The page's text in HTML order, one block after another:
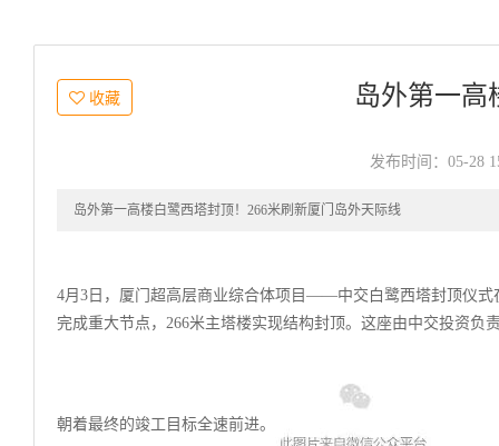
收藏 岛外第一
发布时间：05-28
岛外第一高楼白鹭西塔封顶！266米刷新厦门岛外天际线
4月3日，厦门超高层商业综合体项目——中交白鹭西塔封顶仪式
完成重大节点，266米主塔楼实现结构封顶。 这座由中交投资负
朝着最终的竣工目标全速前进。